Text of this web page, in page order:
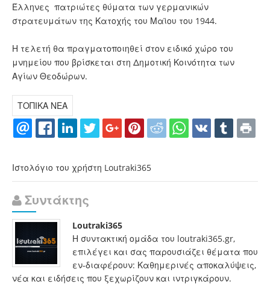
Έλληνες πατριώτες θύματα των γερμανικών
στρατευμάτων της Κατοχής του Μαϊου του 1944.
Η τελετή θα πραγματοποιηθεί στον ειδικό χώρο του
μνημείου που βρίσκεται στη Δημοτική Κοινότητα των
Αγίων Θεοδώρων.
ΤΟΠΙΚΑ ΝΕΑ
Ιστολόγιο του χρήστη Loutraki365
Συντάκτης
Loutraki365
Η συντακτική ομάδα του loutraki365.gr,
επιλέγει και σας παρουσιάζει θέματα που
εν-διαφέρουν: Καθημερινές αποκαλύψεις,
νέα και ειδήσεις που ξεχωρίζουν και ιντριγκάρουν.